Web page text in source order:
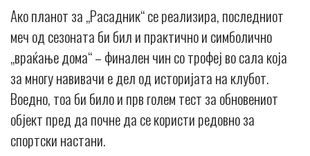
Ако планот за „Расадник“ се реализира, последниот
меч од сезоната би бил и практично и симболично
„враќање дома“ – финален чин со трофеј во сала која
за многу навивачи е дел од историјата на клубот.
Воедно, тоа би било и прв голем тест за обновениот
објект пред да почне да се користи редовно за
спортски настани.